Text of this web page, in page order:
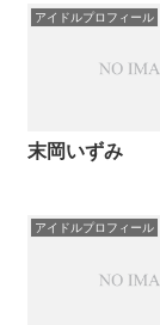
アイドルプロフィール
末岡いずみ
アイドルプロフィール